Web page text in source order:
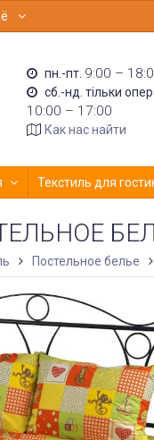
пн.-пт. 9:00 –
сб.-нд. тільки
10:00 – 17:00
Как нас найти
Текстиль для
Постельное белье